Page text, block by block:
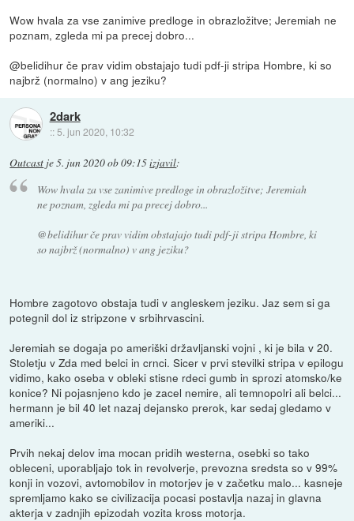
Wow hvala za vse zanimive predloge in obrazložitve; Jeremiah ne
poznam, zgleda mi pa precej dobro...
@belidihur če prav vidim obstajajo tudi pdf-ji stripa Hombre, ki so
najbrž (normalno) v ang jeziku?
2dark
:: 5. jun 2020, 10:32
Outcast je5. jun 2020 ob 09:15izjavil:
Wow hvala za vse zanimive predloge in obrazložitve; Jeremiah
ne poznam, zgleda mi pa precej dobro...
@belidihur če prav vidim obstajajo tudi pdf-ji stripa Hombre, ki
so najbrž (normalno) v ang jeziku?
Hombre zagotovo obstaja tudi v angleskem jeziku. Jaz sem si ga
potegnil dol iz stripzone v srbihrvascini.
Jeremiah se dogaja po ameriški državljanski vojni , ki je bila v 20.
Stoletju v Zda med belci in crnci. Sicer v prvi stevilki stripa v epilogu
vidimo, kako oseba v obleki stisne rdeci gumb in sprozi atomsko/ke
konice? Ni pojasnjeno kdo je zacel nemire, ali temnopolri ali belci...
hermann je bil 40 let nazaj dejansko prerok, kar sedaj gledamo v
ameriki...
Prvih nekaj delov ima mocan pridih westerna, osebki so tako
obleceni, uporabljajo tok in revolverje, prevozna sredsta so v 99%
konji in vozovi, avtomobilov in motorjev je v začetku malo... kasneje
spremljamo kako se civilizacija pocasi postavlja nazaj in glavna
akterja v zadnjih epizodah vozita kross motorja.